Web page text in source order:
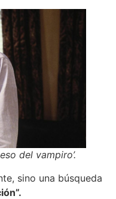
del vampiro’.
sino una búsqueda